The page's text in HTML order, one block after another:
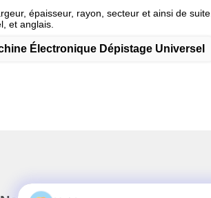
épaisseur, rayon, secteur et ainsi de suite.
et anglais.
Électronique Dépistage Universel